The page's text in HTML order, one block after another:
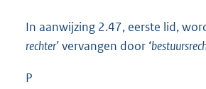
In aanwijzing 2.47, eerste lid,
rechter’vervangen door ‘
P